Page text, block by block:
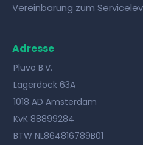
Vereinbarung zum
Adresse
Pluvo B.V.
Lagerdock 63A
1018 AD Amsterdam
KvK 88899284
BTW NL864816789B01